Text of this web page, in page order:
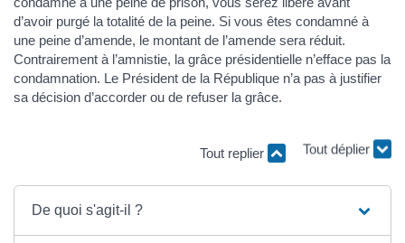
d’avoir purgé la totalité de la peine. Si vous êtes condamné à
une peine d’amende, le montant de l’amende sera réduit.
Contrairement à l’amnistie, la grâce présidentielle n’efface pas la
condamnation. Le Président de la République n’a pas à justifier
sa décision d’accorder ou de refuser la grâce.
Tout replier Tout déplier
De quoi s'agit-il ?